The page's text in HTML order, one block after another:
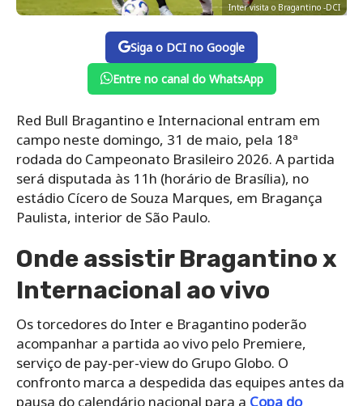
Inter visita o Bragantino -DCI
Siga o DCI no Google
Entre no canal do WhatsApp
Red Bull Bragantino e Internacional entram em
campo neste domingo, 31 de maio, pela 18ª
rodada do Campeonato Brasileiro 2026. A partida
será disputada às 11h (horário de Brasília), no
estádio Cícero de Souza Marques, em Bragança
Paulista, interior de São Paulo.
Onde assistir Bragantino x
Internacional ao vivo
Os torcedores do Inter e Bragantino poderão
acompanhar a partida ao vivo pelo Premiere,
serviço de pay-per-view do Grupo Globo. O
confronto marca a despedida das equipes antes da
pausa do calendário nacional para a Copa do